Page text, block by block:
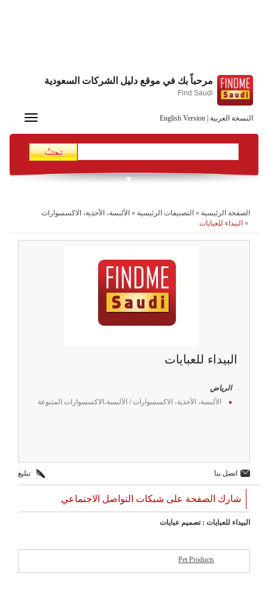
النسخة العربية English Version
مرحباً بك في موقع دليل الشركات السعودية
Find Saudi
Toggle
الصفحة الرئيسية » التصنيفات الرئيسية » الألبسة، الأحذية، الاكسسوارات
» البيداء للعبايات
البيداء للعبايات
الرياض
الألبسة، الأحذية، الاكسسوارات/ الألبسة،الاكسسوارات المتنوعة
اتصل بنا تبليغ
شارك الصفحة على شبكات التواصل الاجتماعي
البيداء للعبايات : تصميم عبايات
Pet Products